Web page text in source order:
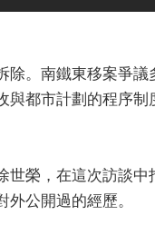
除。南鐵東移案爭
與都市計劃的程序
世榮，在這次訪談
公開過的經歷。